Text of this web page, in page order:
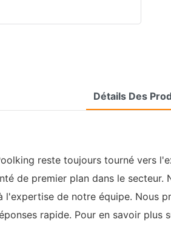
Détails Des
reste toujours tourné vers
de premier plan dans le
de notre équipe. Nous
rapide. Pour en savoir